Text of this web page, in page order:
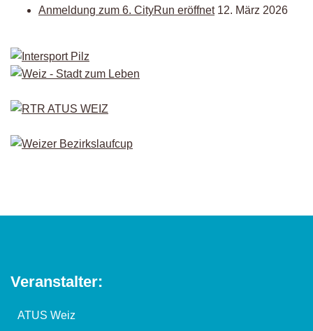
Anmeldung zum 6. CityRun eröffnet 12. März 2026
Veranstalter:
ATUS Weiz